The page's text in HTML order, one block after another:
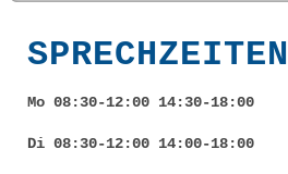
SPRECHZEITEN
Mo 08:30-12:00 14:30-18:00
Di 08:30-12:00 14:00-18:00